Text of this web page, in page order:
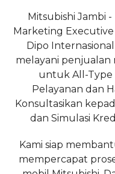
Mitsubishi Jambi
Marketing Executive
Dipo
melayani penjualan
untuk All-Type
Pelayanan dan
Konsultasikan
dan Simulasi
Kami siap
mempercapat